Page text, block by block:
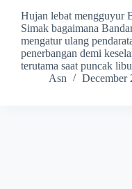
Hujan lebat mengguyur
Simak bagaimana
mengatur ulang
penerbangan demi
terutama saat puncak
Asn
December